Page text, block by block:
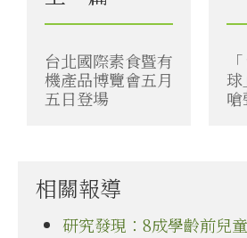
台北國際素食暨有
機產品博覽會五月
五日登場
球
嗆
相關報導
研究發現：8成學齡前兒